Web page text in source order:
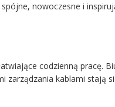
nowoczesne i
codzienną pracę.
zarządzania kablami stają